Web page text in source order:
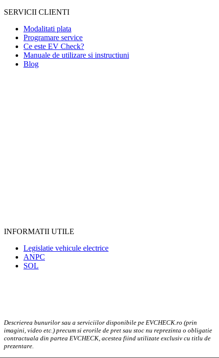
SERVICII CLIENTI
Modalitati plata
Programare service
Ce este EV Check?
Manuale de utilizare si instructiuni
Blog
INFORMATII UTILE
Legislatie vehicule electrice
ANPC
SOL
Descrierea bunurilor sau a serviciilor disponibile pe EVCHECK.ro (prin
imagini, video etc.) precum si erorile de pret sau stoc nu reprezinta o obligatie
contractuala din partea EVCHECK, acestea fiind utilizate exclusiv cu titlu de
prezentare.